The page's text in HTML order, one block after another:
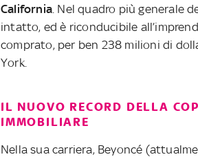
California . Nel quadro più generale
intatto, ed è riconducibile
comprato, per ben 238 milioni di
York.
IL NUOVO RECORD DELLA
IMMOBILIARE
Nella sua carriera, Beyoncé